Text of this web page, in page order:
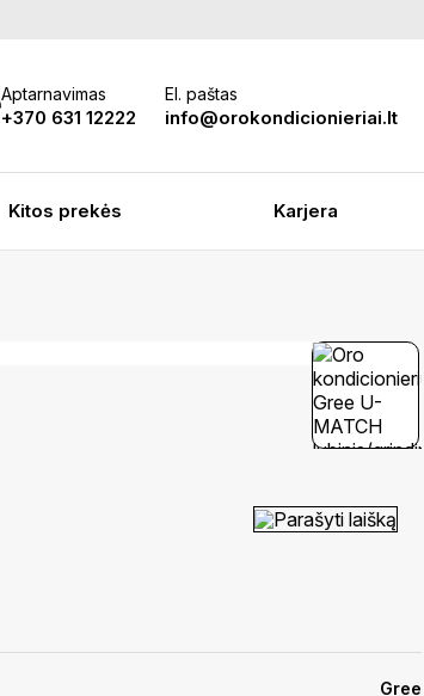
Aptarnavimas
+370 631 12222
El. paštas
info@orokondicionieriai.lt
Kitos prekės Karjera
Parašyti laišką
Gree